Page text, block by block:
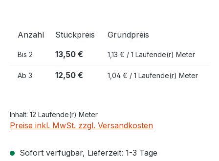
Anzahl Stückpreis Grundpreis
Bis 2 13,50 € 1,13 € / 1 Laufende(r) Meter
Ab 3 12,50 € 1,04 € / 1 Laufende(r) Meter
Inhalt: 12 Laufende(r) Meter
Preise inkl. MwSt. zzgl. Versandkosten
Sofort verfügbar, Lieferzeit: 1-3 Tage